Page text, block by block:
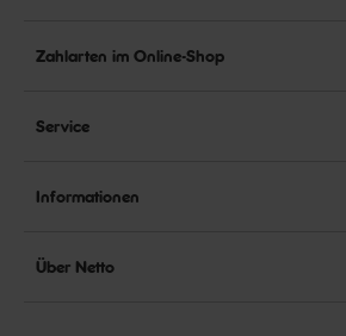
Zahlarten im Online-Shop
Service
Informationen
Über Netto